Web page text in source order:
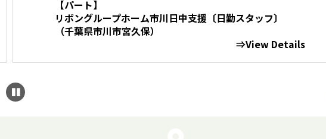
【パート】
リボングループホーム市川日中支援〔日勤スタッフ〕
（千葉県市川市宮久保）
⇒View Details